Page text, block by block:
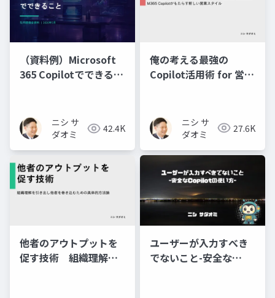
（資料例）Microsoft
365 Copilotでできるこ
ニシ サ
ダオミ
42.4K
俺の考える最強の
Copilot活用術 for 営業
タイル～ニシ サ
ダオミ
27.6K
他者のアウトプットを
促す技術 組織理解を
ユーザーが入力すべき
でないこと-安全な